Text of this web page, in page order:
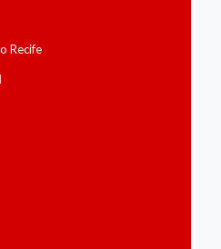
Recife